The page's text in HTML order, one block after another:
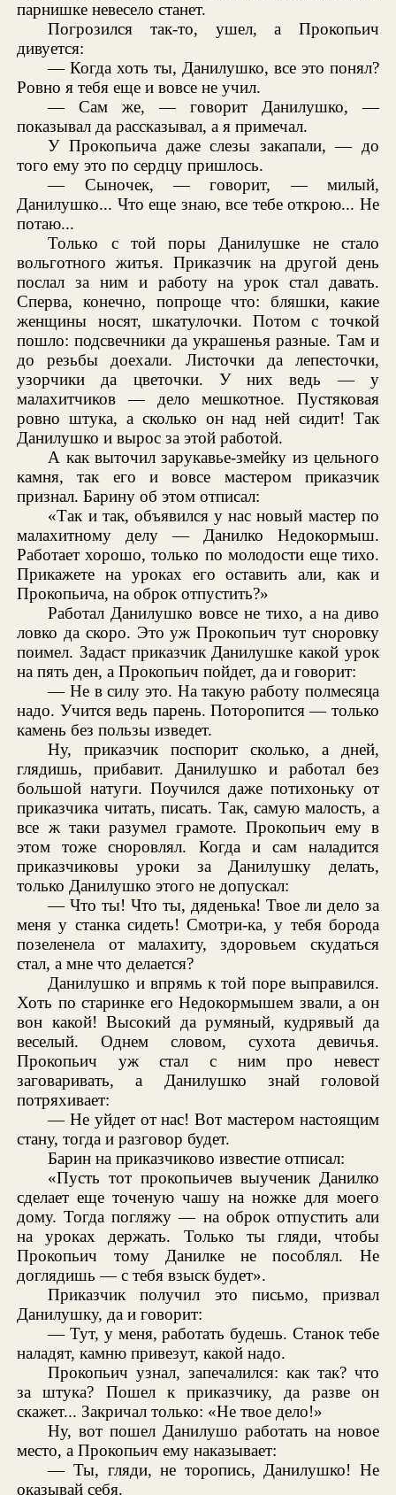
парнишке невесело станет.
Погрозился так-то, ушел, а Прокопьич
дивуется:
— Когда хоть ты, Данилушко, все это понял?
Ровно я тебя еще и вовсе не учил.
— Сам же, — говорит Данилушко, —
показывал да рассказывал, а я примечал.
У Прокопьича даже слезы закапали, — до
того ему это по сердцу пришлось.
— Сыночек, — говорит, — милый,
Данилушко... Что еще знаю, все тебе открою... Не
потаю...
Только с той поры Данилушке не стало
вольготного житья. Приказчик на другой день
послал за ним и работу на урок стал давать.
Сперва, конечно, попроще что: бляшки, какие
женщины носят, шкатулочки. Потом с точкой
пошло: подсвечники да украшенья разные. Там и
до резьбы доехали. Листочки да лепесточки,
узорчики да цветочки. У них ведь — у
малахитчиков — дело мешкотное. Пустяковая
ровно штука, а сколько он над ней сидит! Так
Данилушко и вырос за этой работой.
А как выточил зарукавье-змейку из цельного
камня, так его и вовсе мастером приказчик
признал. Барину об этом отписал:
«Так и так, объявился у нас новый мастер по
малахитному делу — Данилко Недокормыш.
Работает хорошо, только по молодости еще тихо.
Прикажете на уроках его оставить али, как и
Прокопьича, на оброк отпустить?»
Работал Данилушко вовсе не тихо, а на диво
ловко да скоро. Это уж Прокопьич тут сноровку
поимел. Задаст приказчик Данилушке какой урок
на пять ден, а Прокопьич пойдет, да и говорит:
— Не в силу это. На такую работу полмесяца
надо. Учится ведь парень. Поторопится — только
камень без пользы изведет.
Ну, приказчик поспорит сколько, а дней,
глядишь, прибавит. Данилушко и работал без
большой натуги. Поучился даже потихоньку от
приказчика читать, писать. Так, самую малость, а
все ж таки разумел грамоте. Прокопьич ему в
этом тоже сноровлял. Когда и сам наладится
приказчиковы уроки за Данилушку делать,
только Данилушко этого не допускал:
— Что ты! Что ты, дяденька! Твое ли дело за
меня у станка сидеть! Смотри-ка, у тебя борода
позеленела от малахиту, здоровьем скудаться
стал, а мне что делается?
Данилушко и впрямь к той поре выправился.
Хоть по старинке его Недокормышем звали, а он
вон какой! Высокий да румяный, кудрявый да
веселый. Однем словом, сухота девичья.
Прокопьич уж стал с ним про невест
заговаривать, а Данилушко знай головой
потряхивает:
— Не уйдет от нас! Вот мастером настоящим
стану, тогда и разговор будет.
Барин на приказчиково известие отписал:
«Пусть тот прокопьичев выученик Данилко
сделает еще точеную чашу на ножке для моего
дому. Тогда погляжу — на оброк отпустить али
на уроках держать. Только ты гляди, чтобы
Прокопьич тому Данилке не пособлял. Не
доглядишь — с тебя взыск будет».
Приказчик получил это письмо, призвал
Данилушку, да и говорит:
— Тут, у меня, работать будешь. Станок тебе
наладят, камню привезут, какой надо.
Прокопьич узнал, запечалился: как так? что
за штука? Пошел к приказчику, да разве он
скажет... Закричал только: «Не твое дело!»
Ну, вот пошел Данилушо работать на новое
место, а Прокопьич ему наказывает:
— Ты, гляди, не торопись, Данилушко! Не
оказывай себя.